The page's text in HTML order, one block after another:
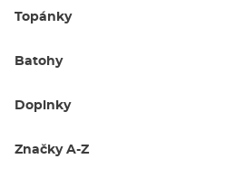
Topánky
Batohy
Doplnky
Značky A-Z